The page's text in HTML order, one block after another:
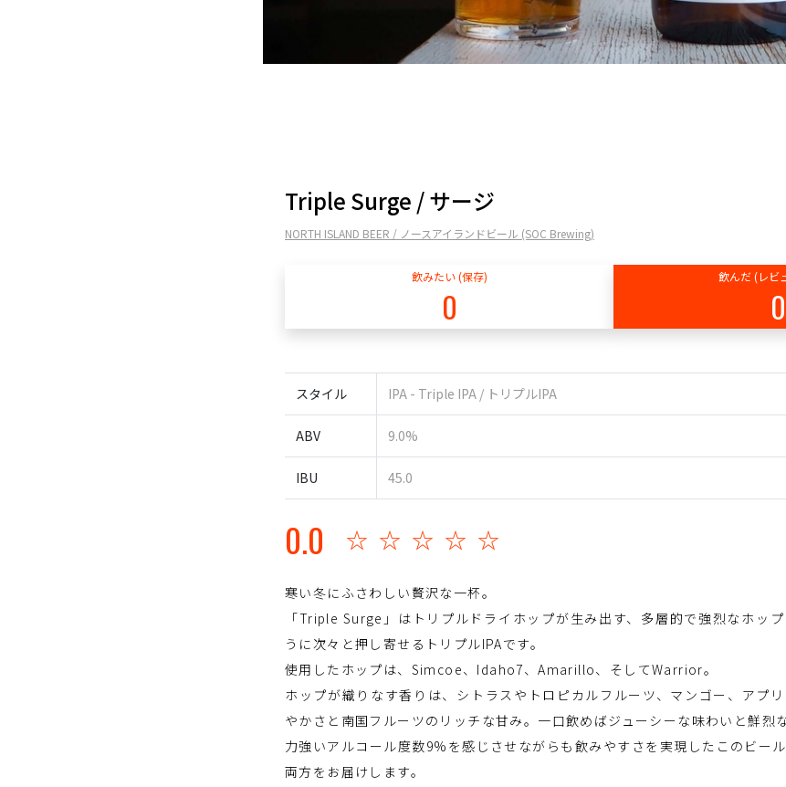
Triple Surge / サージ
NORTH ISLAND BEER / ノースアイランドビール (SOC Brewing)
飲みたい (保存)
0
飲んだ (レビ
0
スタイル IPA - Triple IPA / トリプルIPA
ABV 9.0%
IBU 45.0
0.0 ☆☆☆☆☆
寒い冬にふさわしい贅沢な一杯。
「Triple Surge」はトリプルドライホップが生み出す、多層的で強烈なホッ
うに次々と押し寄せるトリプルIPAです。
使用したホップは、Simcoe、Idaho7、Amarillo、そしてWarrior。
ホップが織りなす香りは、シトラスやトロピカルフルーツ、マンゴー、アプ
やかさと南国フルーツのリッチな甘み。一口飲めばジューシーな味わいと鮮烈
力強いアルコール度数9%を感じさせながらも飲みやすさを実現したこのビー
両方をお届けします。